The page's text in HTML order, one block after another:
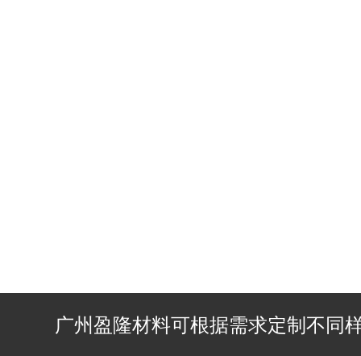
广州盈隆材料可根据需求定制不同